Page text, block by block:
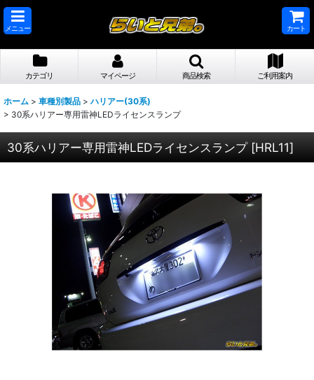
メニュー カート
カテゴリ マイページ 商品検索 ご利用案内
ホーム > 車種別製品 > ハリアー(30系)
> 30系ハリアー専用雷神LEDライセンスランプ
30系ハリアー専用雷神LEDライセンスランプ [HRL11]